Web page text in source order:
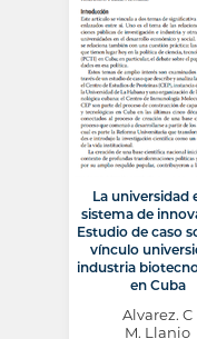
La universidad
sistema de
Estudio de caso
vínculo
industria
en Cuba
Alvarez. C
M. Llanio